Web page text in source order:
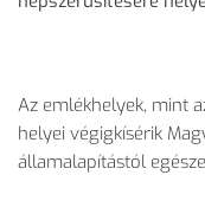
Az emlékhelyek, mint
helyei végigkísérik
államalapítástól